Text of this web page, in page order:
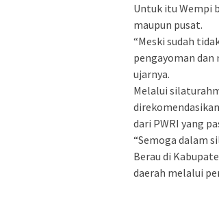
Untuk itu Wempi
maupun pusat.
“Meski sudah
pengayoman
ujarnya.
Melalui
dari PWRI yang
“Semoga dalam
Berau di
daerah melalui